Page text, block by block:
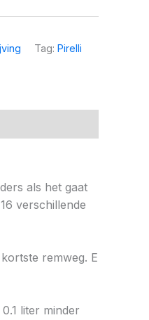
Tag: Pirelli
als het gaat
verschillende
remweg. E
liter minder